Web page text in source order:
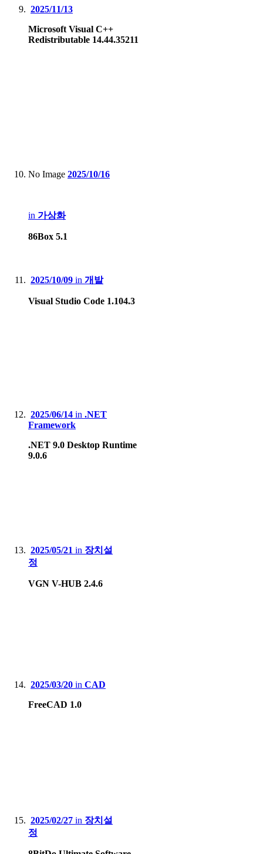
2025/11/13
Microsoft Visual C++
Redistributable 14.44.35211
No Image 2025/10/16
in 가상화
86Box 5.1
2025/10/09 in 개발
Visual Studio Code 1.104.3
2025/06/14 in .NET
Framework
.NET 9.0 Desktop Runtime
9.0.6
2025/05/21 in 장치설
정
VGN V-HUB 2.4.6
2025/03/20 in CAD
FreeCAD 1.0
2025/02/27 in 장치설
정